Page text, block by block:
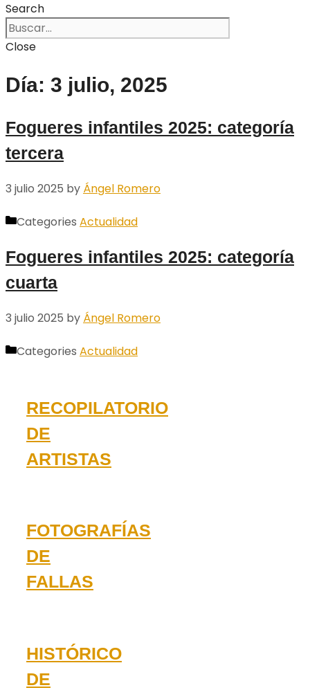
Search
Close
Día: 3 julio, 2025
Fogueres infantiles 2025: categoría
tercera
3 julio 2025 by Ángel Romero
Categories Actualidad
Fogueres infantiles 2025: categoría
cuarta
3 julio 2025 by Ángel Romero
Categories Actualidad
RECOPILATORIO
DE
ARTISTAS
FOTOGRAFÍAS
DE
FALLAS
HISTÓRICO
DE